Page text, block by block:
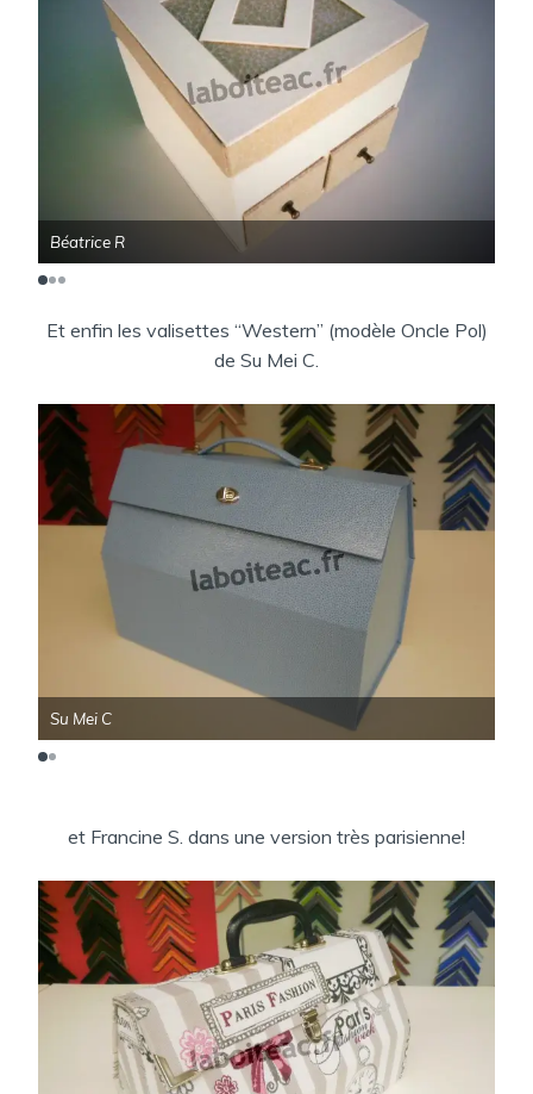
Béatrice R
Et enfin les valisettes “Western” (modèle Oncle Pol)
de Su Mei C.
Su Mei C
et Francine S. dans une version très parisienne!